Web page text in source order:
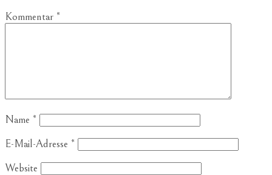
Kommentar *
Name *
E-Mail-Adresse *
Website